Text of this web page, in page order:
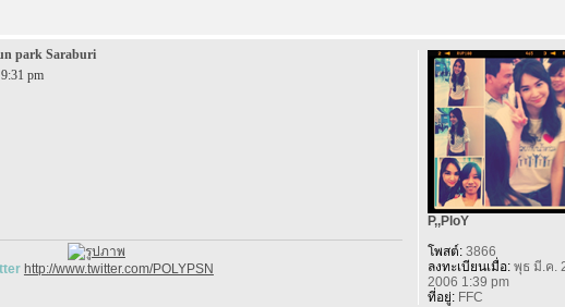
park Saraburi
pm
http://www.twitter.com/POLYPSN
P,,PloY
โพสต์:3866
ลงทะเบียนเมื่อ:พุธ มี.ค.
2006 1:39 pm
ที่อยู่:FFC